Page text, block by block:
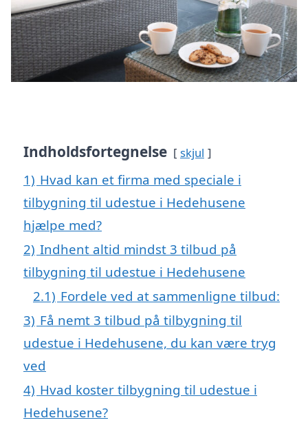
Indholdsfortegnelse skjul
1) Hvad kan et firma med speciale i
tilbygning til udestue i Hedehusene
hjælpe med?
2) Indhent altid mindst 3 tilbud på
tilbygning til udestue i Hedehusene
2.1) Fordele ved at sammenligne tilbud:
3) Få nemt 3 tilbud på tilbygning til
udestue i Hedehusene, du kan være tryg
ved
4) Hvad koster tilbygning til udestue i
Hedehusene?